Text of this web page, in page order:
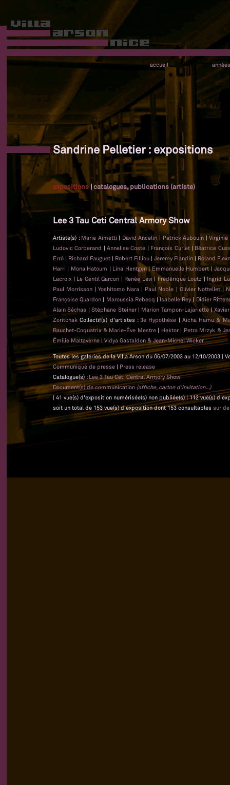
accueil années
Sandrine Pelletier : expositions
expositions|catalogues, publications (artiste)
Lee 3 Tau Ceti Central Armory Show
Artiste(s) : Marie Aimetti | David Ancelin | Patrick Aubouin |
Ludovic Corberand |Annelise Coste | François Curlet | Béatrice
Erró | Richard Fauguet | Robert Filliou |Jeremy Flandin | Roland
Harri | Mona Hatoum | Lina Hentgen|Emmanuelle Humbert|
Lacroix | Le Gentil Garcon | Renée Levi| Frédérique Loutz|Ingrid
Paul Morrisson |Yoshitomo Nara | Paul Noble | Olivier Nottellet|
Françoise Quardon | Maroussia Rebecq |Isabelle Rey| Didier
Alain Séchas |Stéphane Steiner | Marion Tampon-Lajariette|
ZoritchakCollectif(s) d'artistes :3e Hypothèse | Aïcha Hamu &
Bauchet-Coquatrix & Marie-Ève Mestre | Hektor | Petra Mrzyk &
Émilie Maltaverne | Vidya Gastaldon & Jean-Michel Wicker
Toutes les galeries de la Villa Arson du 06/07/2003 au 12/10/2003 |
Communiqué de presse | Press release
Catalogue(s) :Lee 3 Tau Ceti Central Armory Show
Document(s) de communication (affiche, carton d'invitation...)
| 41 vue(s) d'exposition numérisée(s) non publiée(s) | 112 vue(s)
soit un total de 153 vue(s) d'exposition dont 153 consultables sur